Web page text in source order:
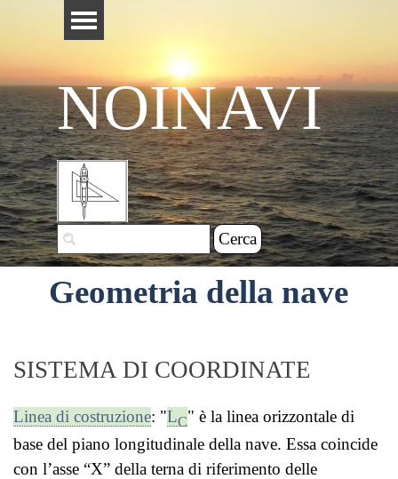
Salta menù
NOINAVI
Cerca
Geometria della nave
SISTEMA DI COORDINATE
Linea di costruzione: "LC" è la linea orizzontale di
base del piano longitudinale della nave. Essa coincide
con l’asse “X” della terna di riferimento delle